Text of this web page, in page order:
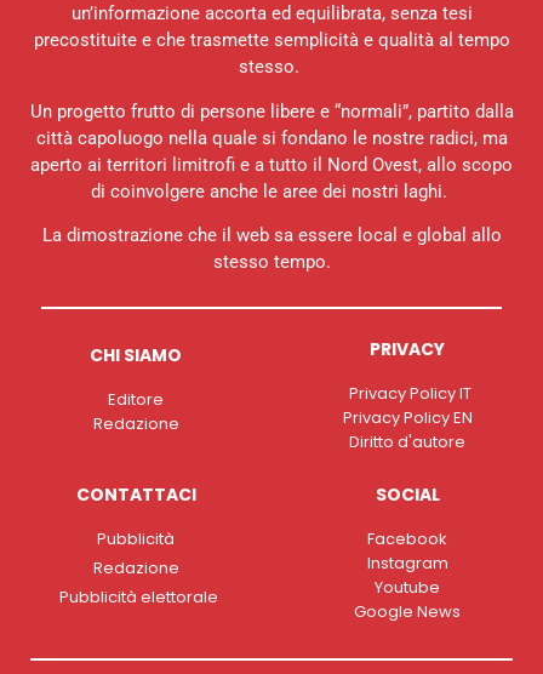
un’informazione accorta ed equilibrata, senza tesi
precostituite e che trasmette semplicità e qualità al tempo
stesso.
Un progetto frutto di persone libere e “normali”, partito dalla
città capoluogo nella quale si fondano le nostre radici, ma
aperto ai territori limitrofi e a tutto il Nord Ovest, allo scopo
di coinvolgere anche le aree dei nostri laghi.
La dimostrazione che il web sa essere local e global allo
stesso tempo.
CHI SIAMO
Editore
Redazione
PRIVACY
Privacy Policy IT
Privacy Policy EN
Diritto d'autore
CONTATTACI
Pubblicità
Redazione
Pubblicità elettorale
SOCIAL
Facebook
Instagram
Youtube
Google News